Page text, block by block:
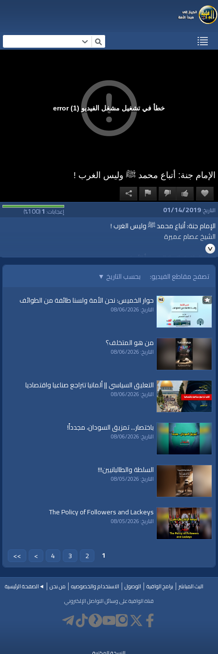
خطأ في تشغيل مشغل الفيديو (1) error
الإمام جنة: أتباع محمد ﷺ وليس الغرب !
إعجابات:1
(
100
%) التاريخ:01/14/2019
الإمام جنة: أتباع محمد ﷺ وليس الغرب !
الشيخ عصام عميرة
قناة الواقية: انحياز إلى مبدأ الأمة
#الواقية
www.alwaqiyah.tv | facebook.com/alwaqiyahtv | alwaqiyahtv@twitter
الفئات:
سلسلة الإمام جٌنَّـــة
برامج الواقية
العلامات:قناة|الواقية |الإمام جنة|الجيش|الجنود|العسكر|الجيوش العربية
الجيوش الإسلامية|الجيش السوري|الجيش المصري| الجيش الباكستاني
عصام عميرة
تصفح مقاطع الفيديو: بحسب التاريخ ▼
حوار الخميس: نحن الأمة ولسنا طائفة من الطوائف
التاريخ: 08/06/2026
من هو المتخلف؟
التاريخ: 08/06/2026
التعليق السياسي || ألمانيا تتراجع صناعيا واقتصاديا
التاريخ: 08/06/2026
باختصار... تمزيق السودان، مجدداً!
التاريخ: 08/06/2026
السلطة والطالبانيين!!!
التاريخ: 08/05/2026
The Policy of Followers and Lackeys
التاريخ: 08/05/2026
1
2
3
4
>
>>
البث المباشر برامج الواقية الوصول الاستخدام والخصوصيه من نحن
◄الصفحة الرئيسية
قناة الواقية على وسائل التواصل الإلكتروني